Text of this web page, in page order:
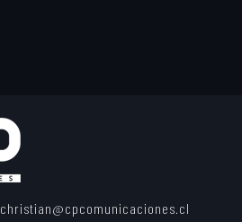
christian@cpcomunicaciones.cl